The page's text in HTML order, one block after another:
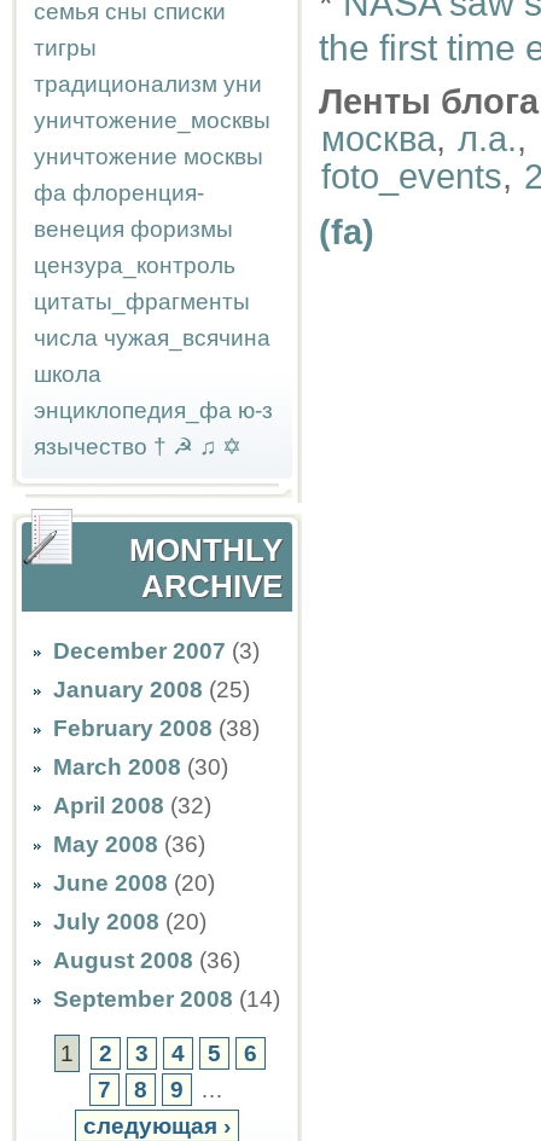
семья сны списки
тигры
традиционализм уни
уничтожение_москвы
уничтожение москвы
фа флоренция-
венеция форизмы
цензура_контроль
цитаты_фрагменты
числа чужая_всячина
школа
энциклопедия_фа ю-з
язычество † ☭ ♫ ✡
MONTHLY
ARCHIVE
December 2007 (3)
January 2008 (25)
February 2008 (38)
March 2008 (30)
April 2008 (32)
May 2008 (36)
June 2008 (20)
July 2008 (20)
August 2008 (36)
September 2008 (14)
1 2 3 4 5
6
7
8 9
…
следующая ›
the first time
Ленты
москва, л.а.,
foto_events,
(fa)